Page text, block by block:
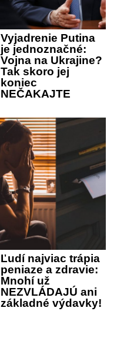
Vyjadrenie Putina
je jednoznačné:
Vojna na Ukrajine?
Tak skoro jej
koniec
NEČAKAJTE
Ľudí najviac trápia
peniaze a zdravie:
Mnohí už
NEZVLÁDAJÚ ani
základné výdavky!